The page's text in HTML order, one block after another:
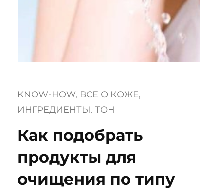
KNOW-HOW, ВСЕ О КОЖЕ
ИНГРЕДИЕНТЫ, ТОН
Как подобрать
продукты для
очищения по типу